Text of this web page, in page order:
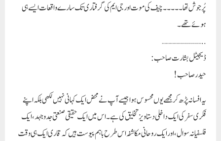
پُرجوش تھا۔۔۔۔۔چیف کی موت اور جی ایم کی گرفتاری تک سارے واقعات ایسے ہی
ہوئے تھے۔
…………………………..
ڈیجیٹل بشارت صاحب :
حیدر صاحب!
یہ افسانہ پڑھ کر مجھے یوں محسوس ہوا جیسے آپ نے محض ایک کہانی نہیں لکھی بلکہ اپنے
فکری سفر کی ایک داخلی دستاویز تخلیق کی ہے۔ اس میں ایک حقیقی صنعتی جدوجہد، ایک
فلسفیانہ سوال، اور ایک روحانی مکاشفہ اس طرح باہم پیوست ہیں کہ قاری ایک ہی وقت